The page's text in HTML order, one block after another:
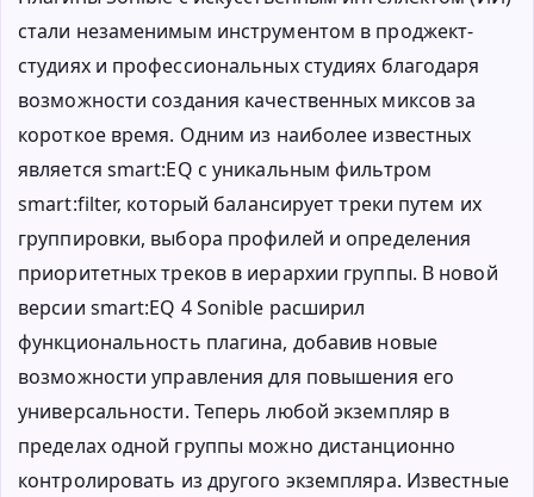
стали незаменимым инструментом в проджект-
студиях и профессиональных студиях благодаря
возможности создания качественных миксов за
короткое время. Одним из наиболее известных
является smart:EQ с уникальным фильтром
smart:filter, который балансирует треки путем их
группировки, выбора профилей и определения
приоритетных треков в иерархии группы. В новой
версии smart:EQ 4 Sonible расширил
функциональность плагина, добавив новые
возможности управления для повышения его
универсальности. Теперь любой экземпляр в
пределах одной группы можно дистанционно
контролировать из другого экземпляра. Известные